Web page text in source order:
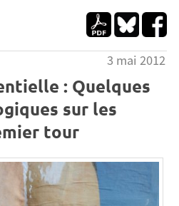
3 mai 2012
: Quelques
sur les
tour